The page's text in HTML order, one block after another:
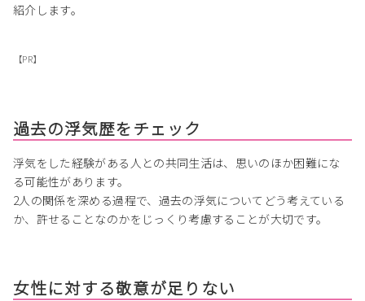
紹介します。
【PR】
過去の浮気歴をチェック
浮気をした経験がある人との共同生活は、思いのほか困難にな
る可能性があります。
2人の関係を深める過程で、過去の浮気についてどう考えている
か、許せることなのかをじっくり考慮することが大切です。
女性に対する敬意が足りない